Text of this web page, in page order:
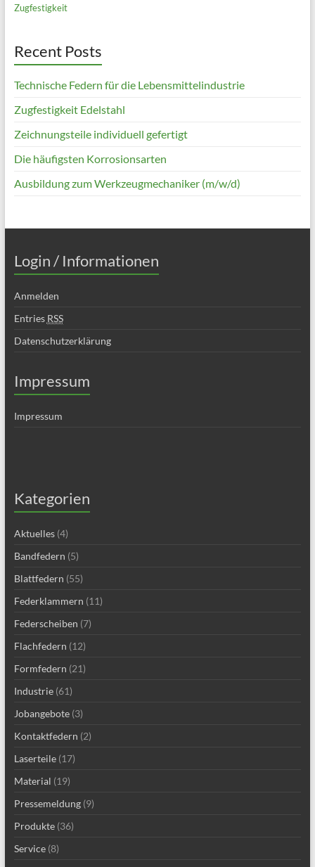
Zugfestigkeit
Recent Posts
Technische Federn für die Lebensmittelindustrie
Zugfestigkeit Edelstahl
Zeichnungsteile individuell gefertigt
Die häufigsten Korrosionsarten
Ausbildung zum Werkzeugmechaniker (m/w/d)
Login / Informationen
Anmelden
Entries RSS
Datenschutzerklärung
Impressum
Impressum
Kategorien
Aktuelles(4)
Bandfedern (5)
Blattfedern (55)
Federklammern (11)
Federscheiben (7)
Flachfedern (12)
Formfedern (21)
Industrie(61)
Jobangebote(3)
Kontaktfedern (2)
Laserteile(17)
Material (19)
Pressemeldung(9)
Produkte(36)
Service(8)